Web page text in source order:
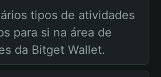
tipos de atividades
para si na área de
da Bitget Wallet.